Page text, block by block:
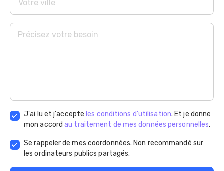
Prix : 12500dhs/m²+40000dhs pour une place de
J'ai lu et j'accepteles conditions d'utilisation. Et je donne
mon accordau traitement de mes données personnelles.
Se rappeler de mes coordonnées. Non recommandé sur
les ordinateurs publics partagés.